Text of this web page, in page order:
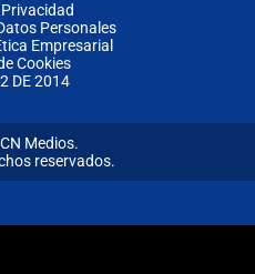
Personales
Empresarial
Cookies
DE 2014
Medios.
reservados.